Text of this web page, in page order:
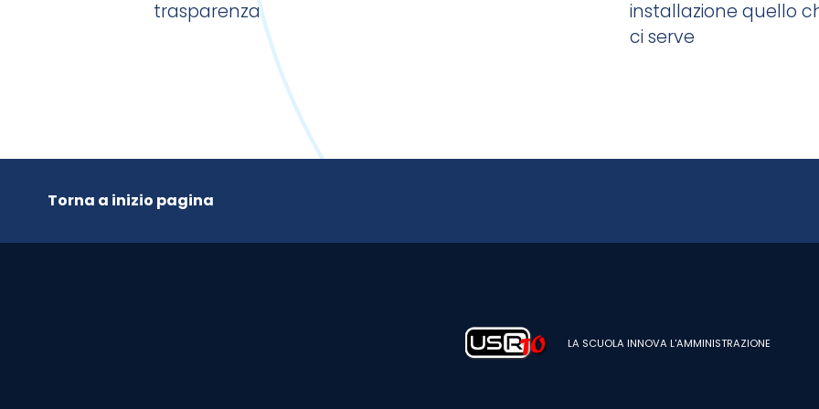
trasparenza
installazione quello
ci serve
Torna a inizio pagina
LA SCUOLA INNOVA L'AMMINISTRAZIONE